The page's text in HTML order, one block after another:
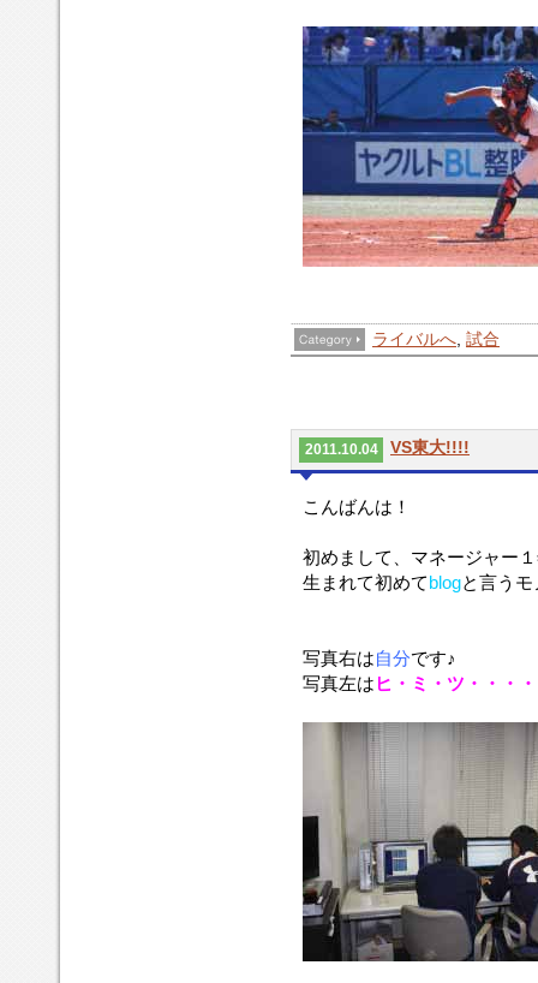
ライバルへ, 試合
2011.10.04 VS東大!!!!
こんばんは！
初めまして、マネージャー
生まれて初めてblogと言う
写真右は自分です♪
写真左は ヒ・ミ・ツ・・・